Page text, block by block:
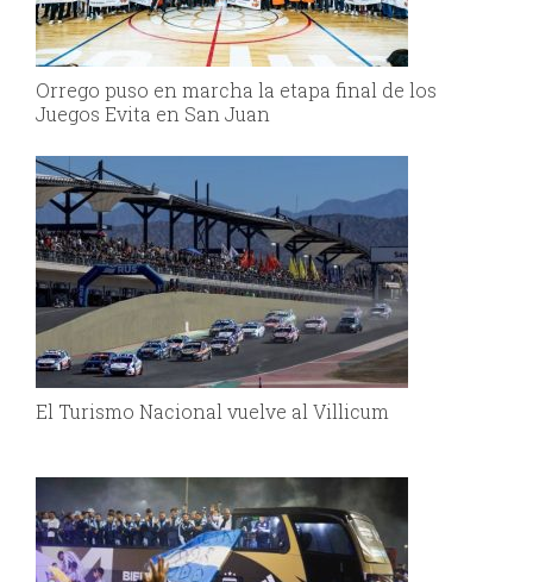
Orrego puso en marcha la etapa final de los
Juegos Evita en San Juan
El Turismo Nacional vuelve al Villicum